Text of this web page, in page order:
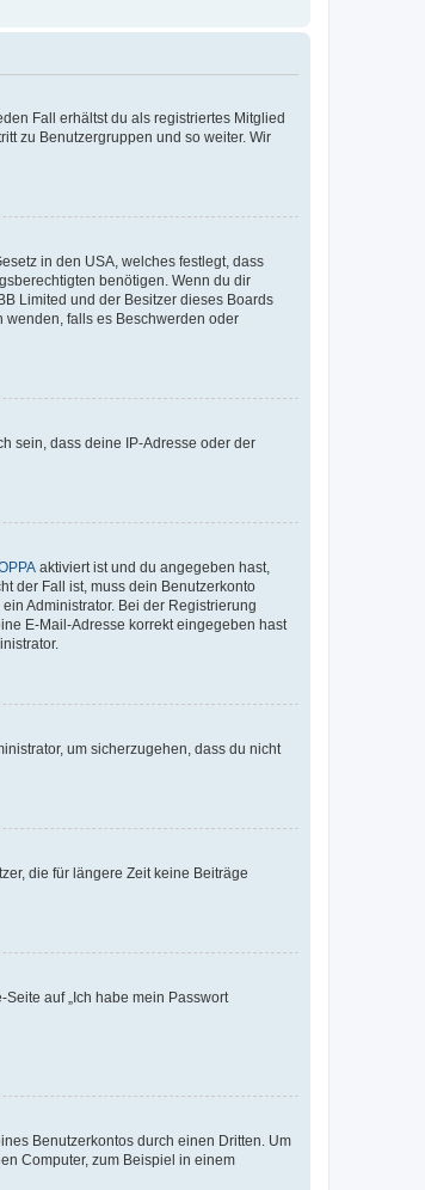
Fall erhältst du als registriertes Mitglied
zu Benutzergruppen und so weiter. Wir
in den USA, welches festlegt, dass
benötigen. Wenn du dir
Limited und der Besitzer dieses Boards
wenden, falls es Beschwerden oder
sein, dass deine IP-Adresse oder der
aktiviert ist und du angegeben hast,
der Fall ist, muss dein Benutzerkonto
Administrator. Bei der Registrierung
E-Mail-Adresse korrekt eingegeben hast
um sicherzugehen, dass du nicht
die für längere Zeit keine Beiträge
auf „Ich habe mein Passwort
Benutzerkontos durch einen Dritten. Um
Computer, zum Beispiel in einem